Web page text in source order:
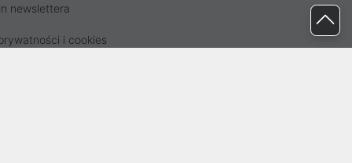
newslettera
i cookies